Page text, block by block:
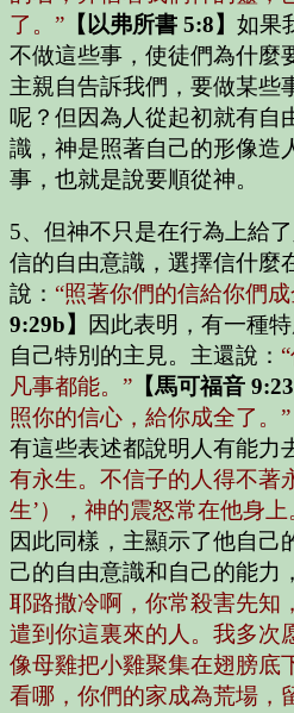
了。” 【以弗所書 5:8】 如果
不做這些事，使徒們為什麼
主親自告訴我們，要做某些
呢？但因為人從起初就有自
識，神是照著自己的形像造
事，也就是說要順從神。
5、但神不只是在行為上給
信的自由意識，選擇信什麼
說： “照著你們的信給你們
9:29b】
因此表明，有一種
自己特別的主見。主還說：
凡事都能。” 【馬可福音
照你的信心，給你成全了。”
有這些表述都說明人有能力
有永生。不信子的人得不著
生’），神的震怒常在他身上
因此同樣，主顯示了他自己
己的自由意識和自己的能力
耶路撒冷啊，你常殺害先知
遣到你這裏來的人。我多次
像母雞把小雞聚集在翅膀底
看哪，你們的家成為荒場，